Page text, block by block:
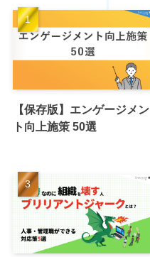
【保存版】エンゲージメン
ト向上施策 50選